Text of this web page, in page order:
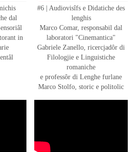
dal
in
#6 | Audiovisîfs e Didatiche des
lenghis
Marco Comar, responsabil dal
laboratori "Cinemantica"
Gabriele Zanello, ricercjadôr di
Filologjie e Linguistiche
romaniche
e professôr di Lenghe furlane
Marco Stolfo, storic e politolic